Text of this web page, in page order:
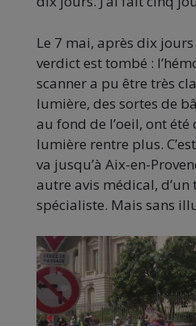
Le 7 mai, après dix
verdict est tombé :
scanner a pu être très
lumière, des sortes de
au fond de l’oeil, ont
lumière rentre plus.
va jusqu’à Aix-en-
autre avis médical, d’un
spécialiste. Mais sans